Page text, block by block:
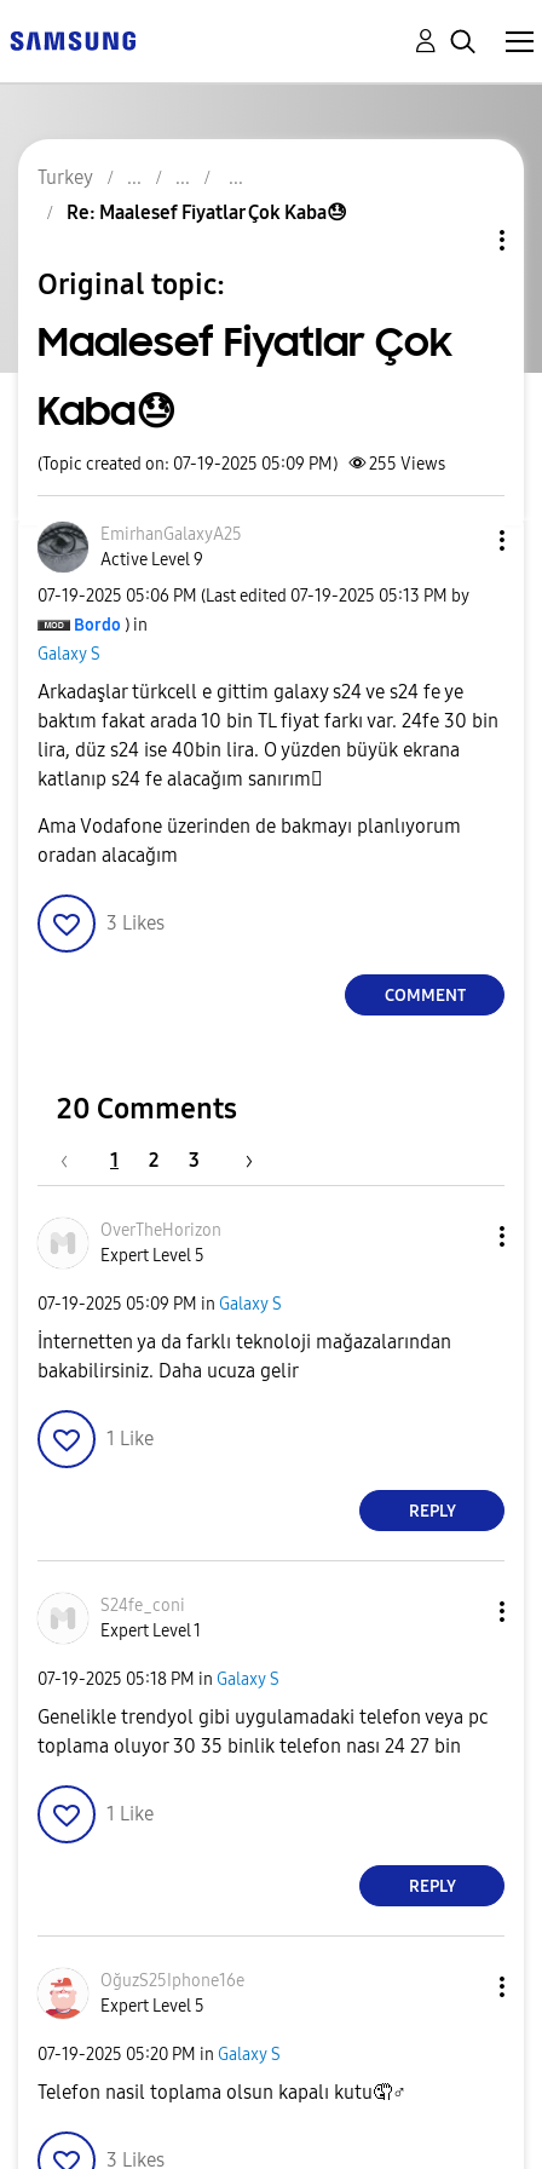
Turkey
Re: Maalesef Fiyatlar Çok Kaba😓
Original topic:
Maalesef Fiyatlar Çok
Kaba😓
(Topic created on: 07-19-2025 05:09 PM) 255 Views
EmirhanGalaxyA25
Active Level 9
‎07-19-2025 05:06 PM (Last edited ‎07-19-2025 05:13 PM by
Bordo ) in
Galaxy S
Arkadaşlar türkcell e gittim galaxy s24 ve s24 fe ye
baktım fakat arada 10 bin TL fiyat farkı var. 24fe 30 bin
lira, düz s24 ise 40bin lira. O yüzden büyük ekrana
katlanıp s24 fe alacağım sanırım🫩
Ama Vodafone üzerinden de bakmayı planlıyorum
oradan alacağım
3 Likes
COMMENT
20 Comments
1 2 3
OverTheHorizon
Expert Level 5
‎07-19-2025 05:09 PM in Galaxy S
İnternetten ya da farklı teknoloji mağazalarından
bakabilirsiniz. Daha ucuza gelir
1 Like
REPLY
S24fe_coni
Expert Level 1
‎07-19-2025 05:18 PM in Galaxy S
Genelikle trendyol gibi uygulamadaki telefon veya pc
toplama oluyor 30 35 binlik telefon nası 24 27 bin
1 Like
REPLY
OğuzS25Iphone16e
Expert Level 5
‎07-19-2025 05:20 PM in Galaxy S
Telefon nasil toplama olsun kapalı kutu🤦‍♂️
3 Likes